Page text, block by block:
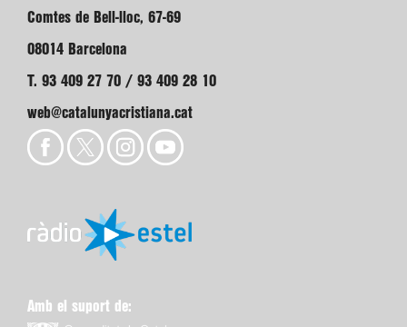
Comtes de Bell-lloc, 67-69
08014 Barcelona
T. 93 409 27 70 / 93 409 28 10
web@catalunyacristiana.cat
Amb el suport de: